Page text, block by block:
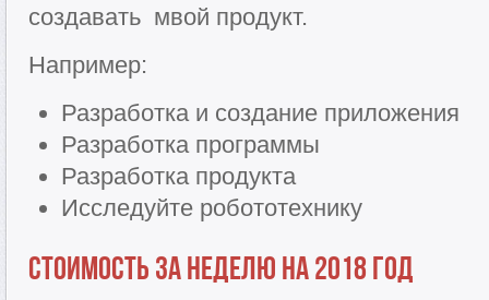
создавать мвой продукт.
Например:
Разработка и создание приложения
Разработка программы
Разработка продукта
Исследуйте робототехнику
Стоимость за неделю на 2018 год